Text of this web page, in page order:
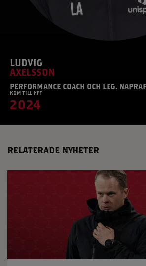
LUDVIG
AXELSSON
PERFORMANCE COACH OCH LEG.
KOM TILL KFF
2024
RELATERADE NYHETER